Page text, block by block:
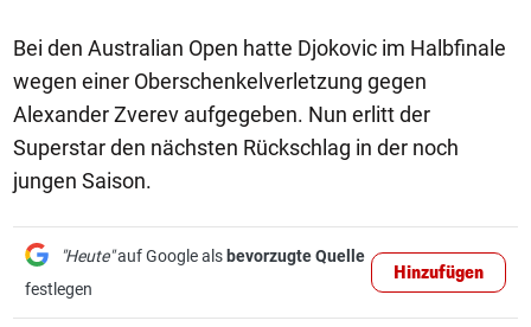
Bei den Australian Open hatte Djokovic im Halbfinale
wegen einer Oberschenkelverletzung gegen
Alexander Zverev aufgegeben. Nun erlitt der
Superstar den nächsten Rückschlag in der noch
jungen Saison.
"Heute"auf Google als bevorzugte Quelle
festlegen
Hinzufügen